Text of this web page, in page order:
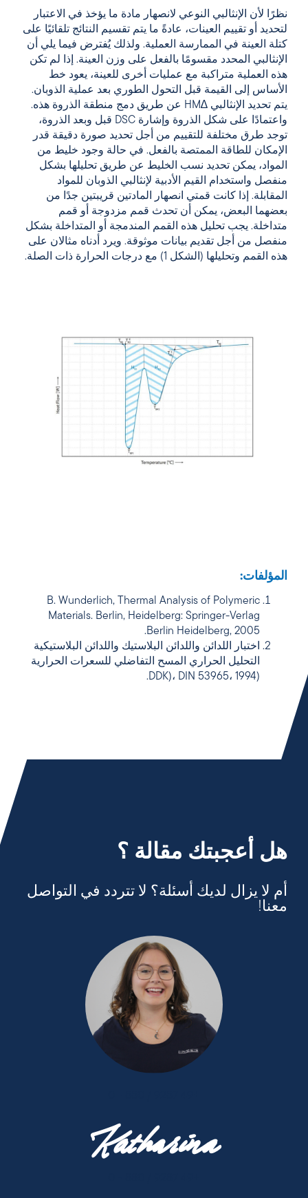
نظرًا لأن الإنثالبي النوعي لانصهار مادة ما يؤخذ في الاعتبار
لتحديد أو تقييم العينات، عادةً ما يتم تقسيم النتائج تلقائيًا على
كتلة العينة في الممارسة العملية. ولذلك يُفترض فيما يلي أن
الإنثالبي المحدد مقسومًا بالفعل على وزن العينة. إذا لم تكن
هذه العملية متراكبة مع عمليات أخرى للعينة، يعود خط
الأساس إلى القيمة قبل التحول الطوري بعد عملية الذوبان.
يتم تحديد الإنثالبي ∆HM عن طريق دمج منطقة الذروة هذه.
واعتمادًا على شكل الذروة وإشارة DSC قبل وبعد الذروة،
توجد طرق مختلفة للتقييم من أجل تحديد صورة دقيقة قدر
الإمكان للطاقة الممتصة بالفعل. في حالة وجود خليط من
المواد، يمكن تحديد نسب الخليط عن طريق تحليلها بشكل
منفصل واستخدام القيم الأدبية لإنثالبي الذوبان للمواد
المقابلة. إذا كانت قمتي انصهار المادتين قريبتين جدًا من
بعضهما البعض، يمكن أن تحدث قمم مزدوجة أو قمم
متداخلة. يجب تحليل هذه القمم المندمجة أو المتداخلة بشكل
منفصل من أجل تقديم بيانات موثوقة. ويرد أدناه مثالان على
هذه القمم وتحليلها (الشكل 1) مع درجات الحرارة ذات الصلة.
المؤلفات:
B. Wunderlich, Thermal Analysis of Polymeric
Materials. Berlin, Heidelberg: Springer-Verlag
Berlin Heidelberg, 2005.
اختبار اللدائن واللدائن البلاستيك واللدائن البلاستيكية
التحليل الحراري المسح التفاضلي للسعرات الحرارية
(DDK)، DIN 53965، 1994.
هل أعجبتك مقالة ؟
أم لا يزال لديك أسئلة؟ لا تتردد في التواصل
معنا!
Katharina